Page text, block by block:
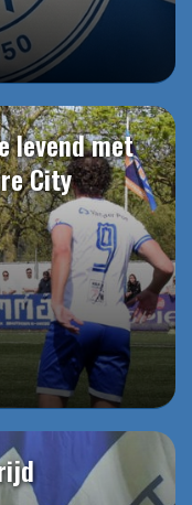
levend met
City